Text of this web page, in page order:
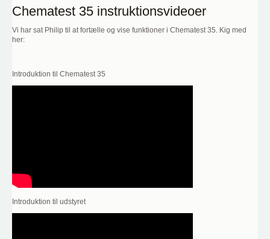
Chematest 35 instruktionsvideoer
Vi har sat Philip til at fortælle og vise funktioner i Chematest 35. Kig med
her:
Introduktion til Chematest 35
Introduktion til udstyret